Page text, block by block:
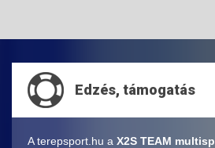
Edzés, támogatás
A terepsport.hu a X2S TEAM